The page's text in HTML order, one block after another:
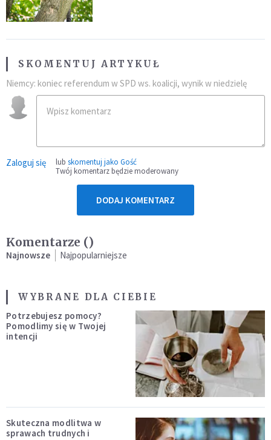
SKOMENTUJ ARTYKUŁ
Niemcy: koniec referendum w SPD ws. koalicji, wynik w niedzielę
Zaloguj się lub skomentuj jako Gość
Twój komentarz będzie moderowany
DODAJ KOMENTARZ
Komentarze ()
Najnowsze Najpopularniejsze
WYBRANE DLA CIEBIE
Potrzebujesz pomocy?
Pomodlimy się w Twojej
intencji
Skuteczna modlitwa w
sprawach trudnych i